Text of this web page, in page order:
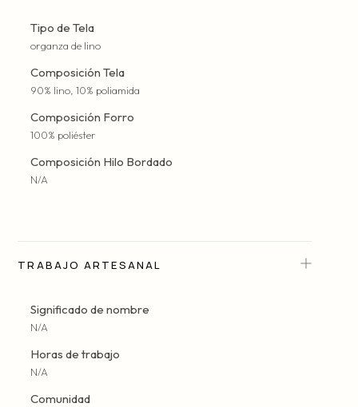
Tipo de Tela
organza de lino
Composición Tela
90% lino, 10% poliamida
Composición Forro
100% poliéster
Composición Hilo Bordado
N/A
TRABAJO ARTESANAL
Significado de nombre
N/A
Horas de trabajo
N/A
Comunidad